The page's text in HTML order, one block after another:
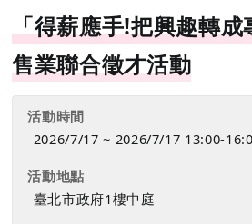
「得薪應手!把興趣轉
售業聯合徵才活動
活動時間
2026/7/17 ~ 2026/7/17 13:00-
活動地點
臺北市政府1樓中庭